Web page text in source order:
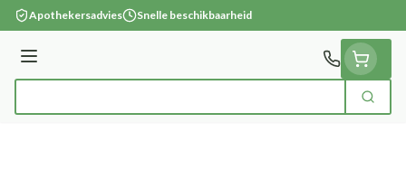
Ga naar de inhoud
Apothekersadvies Snelle beschikbaarheid
Menu
Zoek